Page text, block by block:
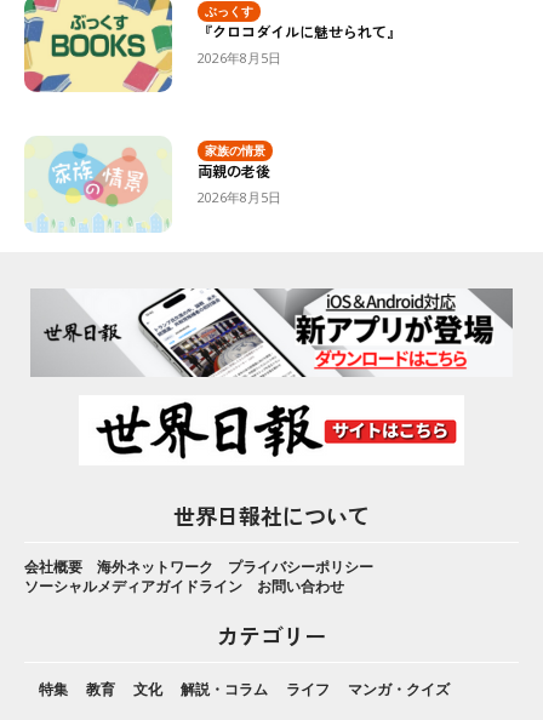
ぶっくす
『クロコダイルに魅せられて』
2026年8月5日
家族の情景
両親の老後
2026年8月5日
世界日報社について
会社概要 海外ネットワーク
プライバシーポリシー
ソーシャルメディアガイドライン
お問い合わせ
カテゴリー
特集 教育 文化 解説・コラム ライフ マンガ・クイズ